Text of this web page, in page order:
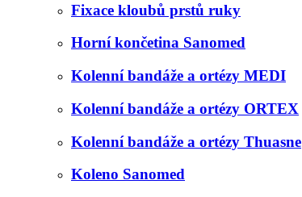
Fixace kloubů prstů ruky
Horní končetina Sanomed
Kolenní bandáže a ortézy MEDI
Kolenní bandáže a ortézy ORTEX
Kolenní bandáže a ortézy Thuasne
Koleno Sanomed